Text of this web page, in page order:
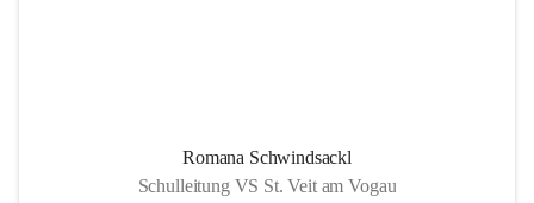
Romana Schwindsackl
Schulleitung VS St. Veit am Vogau